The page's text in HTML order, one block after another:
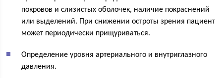
покровов и слизистых оболочек, наличие покраснений
или выделений. При снижении остроты зрения пациент
может периодически прищуриваться.
Определение уровня артериального и внутриглазного
давления.